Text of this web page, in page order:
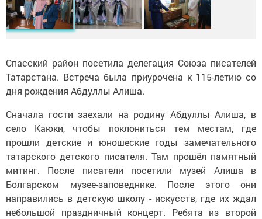
Спасский район посетила делегация Союза писателей
Татарстана. Встреча была приурочена к 115-летию со
дня рождения Абдуллы Алиша.
Сначала гости заехали на родину Абдуллы Алиша, в
село Каюки, чтобы поклониться тем местам, где
прошли детские и юношеские годы замечательного
татарского детского писателя. Там прошёл памятный
митинг. После писатели посетили музей Алиша в
Болгарском музее-заповеднике. После этого они
направились в детскую школу - искусств, где их ждал
небольшой праздничный концерт. Ребята из второй